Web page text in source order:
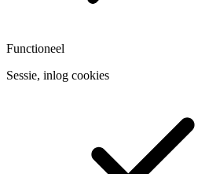
Functioneel
Sessie, inlog cookies